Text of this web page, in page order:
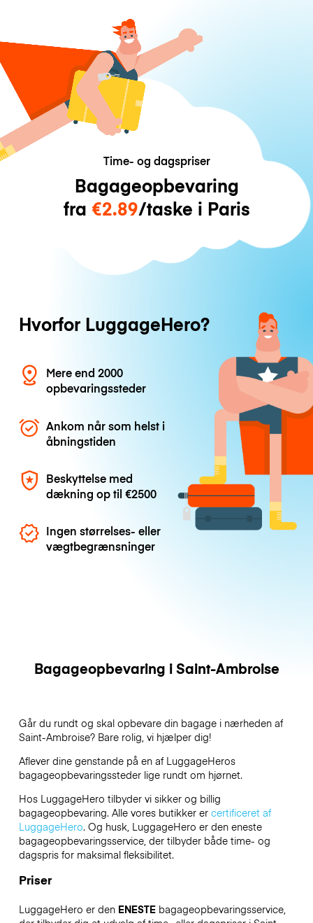
Time- og dagspriser
Bagageopbevaring
fra €2.89/taske i Paris
Hvorfor LuggageHero?
Mere end 2000
opbevaringssteder
Ankom når som helst i
åbningstiden
Beskyttelse med
dækning op til€2500
Ingen størrelses- eller
vægtbegrænsninger
Bagageopbevaring i Saint-Ambroise
Går du rundt og skal opbevare din bagage i nærheden af
Saint-Ambroise? Bare rolig, vi hjælper dig!
Aflever dine genstande på en af LuggageHeros
bagageopbevaringssteder lige rundt om hjørnet.
Hos LuggageHero tilbyder vi sikker og billig
bagageopbevaring. Alle vores butikker er certificeret af
LuggageHero. Og husk, LuggageHero er den eneste
bagageopbevaringsservice, der tilbyder både time- og
dagspris for maksimal fleksibilitet.
Priser
LuggageHero er den ENESTEbagageopbevaringsservice,